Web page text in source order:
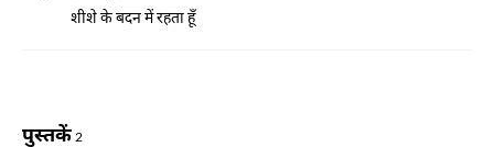
शीशे के बदन में रहता हूँ
पुस्तकें 2